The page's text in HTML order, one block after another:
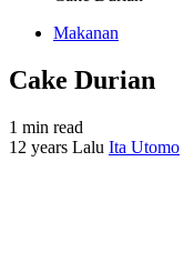
Makanan
Cake Durian
1 min read
12 years Lalu Ita Utomo